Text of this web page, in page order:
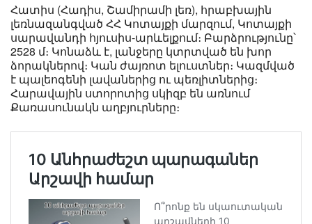
Հատիս (Հադիս, Շամիրամի լեռ), հրաբխային
լեռնազանգված ՀՀ Կոտայքի մարզում, Կոտայքի
սարավանդի հյուսիս-արևելքում։ Բարձրությունը՝
2528 մ։ Կոնաձև է, լանջերը կտրտված են խոր
ձորակներով։ Կան ժայռոտ ելուստներ։ Կազմված
է պալեոգենի լավաներից ու պեռլիտներից։
Հարավային ստորոտից սկիզբ են առնում
Քառասունակն աղբյուրները։